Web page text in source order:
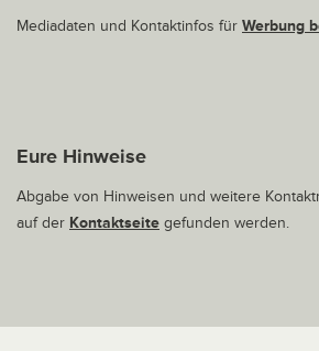
Mediadaten und Kontaktinfos für Werbung
Eure Hinweise
Abgabe von Hinweisen und weitere
auf der Kontaktseite gefunden werden.